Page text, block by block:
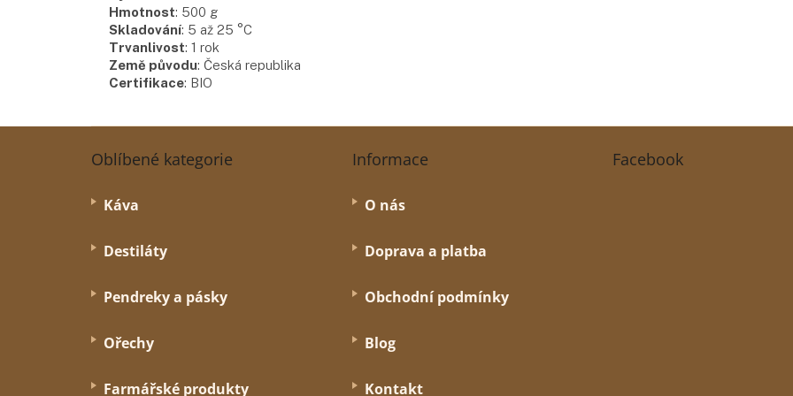
Hmotnost: 500 g
Skladování: 5 až 25 °C
Trvanlivost: 1 rok
Země původu: Česká republika
Certifikace: BIO
Z
Oblíbené kategorie
Káva
Destiláty
Pendreky a pásky
Ořechy
Farmářské produkty
Informace
O nás
Doprava a platba
Obchodní podmínky
Blog
Kontakt
Facebook